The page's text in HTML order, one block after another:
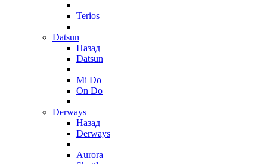
Terios
Datsun
Назад
Datsun
Mi Do
On Do
Derways
Назад
Derways
Aurora